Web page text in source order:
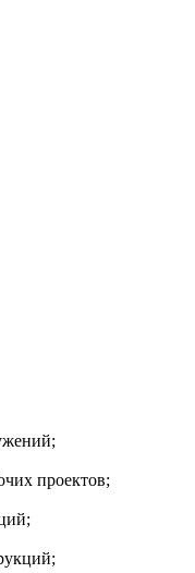
проектов;